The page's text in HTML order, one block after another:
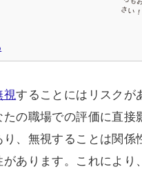
視することにはリスクが
の職場での評価に直接
、無視することは関係
あります。これにより